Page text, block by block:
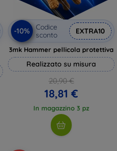
-10%
Codice
sconto
EXTRA10
3mk Hammer pellicola protettiva
Realizzato su misura
20,90 €
18,81 €
In magazzino 3 pz